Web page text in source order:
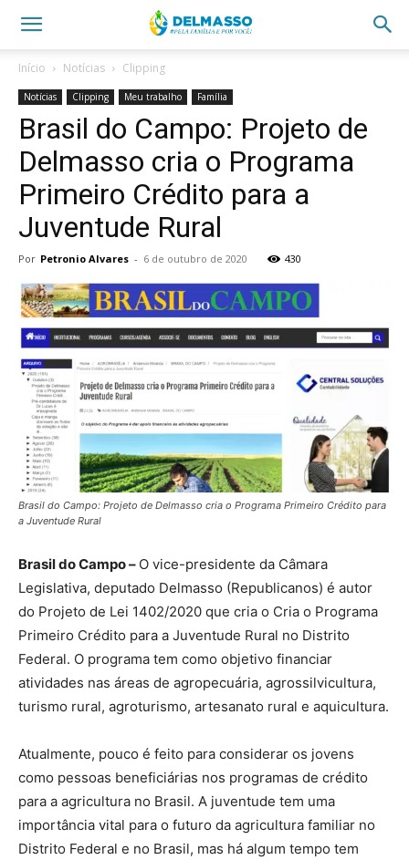
Início Notícias Clipping
Notícias Clipping Meu trabalho Família
Brasil do Campo: Projeto de
Delmasso cria o Programa
Primeiro Crédito para a
Juventude Rural
Por Petronio Alvares - 6 de outubro de 2020 430
Brasil do Campo: Projeto de Delmasso cria o Programa Primeiro Crédito para
a Juventude Rural
Brasil do Campo – O vice-presidente da Câmara
Legislativa, deputado Delmasso (Republicanos) é autor
do Projeto de Lei 1402/2020 que cria o Cria o Programa
Primeiro Crédito para a Juventude Rural no Distrito
Federal. O programa tem como objetivo financiar
atividades nas áreas de agropecuária, agrossilvicultura,
turismo rural, agroturismo, artesanato rural e aquicultura.
Atualmente, pouco é feito para considerar os jovens
como pessoas beneficiárias nos programas de crédito
para a agricultura no Brasil. A juventude tem uma
importância vital para o futuro da agricultura familiar no
Distrito Federal e no Brasil, mas há algum tempo tem